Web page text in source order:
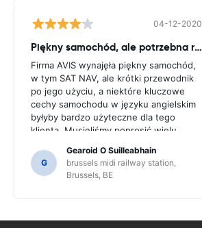
04-12-2020
Piękny samochód, ale potrzebna rada
Firma AVIS wynajęła piękny samochód,
w tym SAT NAV, ale krótki przewodnik
po jego użyciu, a niektóre kluczowe
cechy samochodu w języku angielskim
byłyby bardzo użyteczne dla tego
klienta. Musieliśmy poprosić wielu
dlatego, że mogliśmy nie zorientować
się w funkcjach SAT NAV.
G
Gearoid O Suilleabhain
brussels midi railway station,
Brussels, BE